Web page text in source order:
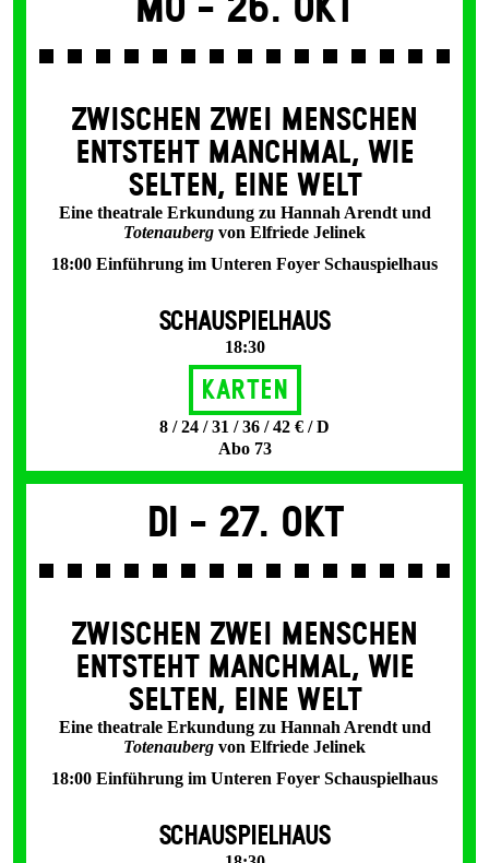
Mo - 26. Okt
ZWISCHEN ZWEI MENSCHEN
ENT­STEHT MANCH­MAL, WIE
SELTEN, EINE WELT
Eine theatrale Erkundung zu Hannah Arendt und
Totenauberg von Elfriede Jelinek
18:00 Einführung im Unteren Foyer Schauspielhaus
SCHAUSPIELHAUS
18:30
Karten
8 / 24 / 31 / 36 / 42 € / D
Abo 73
Di - 27. Okt
ZWISCHEN ZWEI MENSCHEN
ENT­STEHT MANCH­MAL, WIE
SELTEN, EINE WELT
Eine theatrale Erkundung zu Hannah Arendt und
Totenauberg von Elfriede Jelinek
18:00 Einführung im Unteren Foyer Schauspielhaus
SCHAUSPIELHAUS